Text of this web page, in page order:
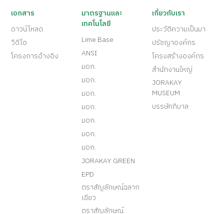
เอกสาร
ดาวน์โหลด
วีดีโอ
โครงการอ้างอิง
มาตรฐานและ
เทคโนโลยี
Lime Base
ANSI
มอก.
มอก.
มอก.
มอก.
มอก.
มอก.
มอก.
JORAKAY GREEN
EPD
ตราสัญลักษณ์ฉลาก
เขียว
ตราสัญลักษณ์
เกี่ยวกับเรา
ประวัติความเป็นมา
ปรัชญาองค์กร
โครงสร้างองค์กร
สำนักงานใหญ่
JORAKAY
MUSEUM
บรรษัทภิบาล